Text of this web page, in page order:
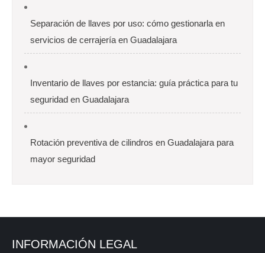
Separación de llaves por uso: cómo gestionarla en
servicios de cerrajería en Guadalajara
Inventario de llaves por estancia: guía práctica para tu
seguridad en Guadalajara
Rotación preventiva de cilindros en Guadalajara para
mayor seguridad
INFORMACIÓN LEGAL